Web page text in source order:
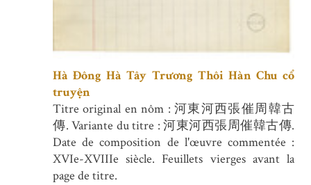
Hà Đông Hà Tây Trương Thôi Hàn Chu cổ
truyện
Titre original en nôm : 河東河西張催周韓古
傳. Variante du titre : 河東河西張周催韓古傳.
Date de composition de l'œuvre commentée :
XVIe-XVIIIe siècle. Feuillets vierges avant la
page de titre.